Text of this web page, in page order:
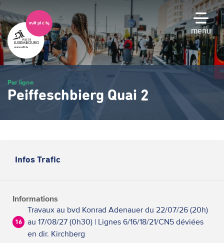
Passer
au
contenu
principal
menu
Par ligne
Peiffeschbierg Quai 2
Infos Trafic
Informations
16
Travaux au bvd Konrad Adenauer du 22/07/26 (20h)
au 17/08/27 (0h30) | Lignes 6/16/18/21/CN5 déviées
en dir. Kirchberg